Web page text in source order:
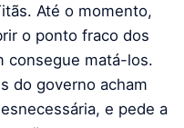
Até o momento,
o ponto fraco dos
consegue matá-los.
do governo acham
e pede a